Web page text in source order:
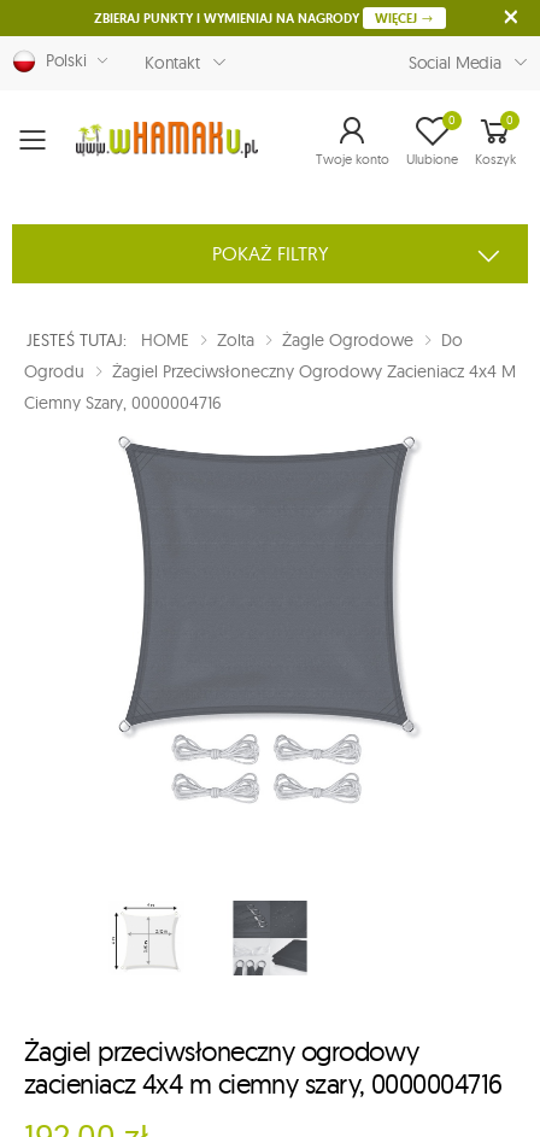
ZBIERAJ PUNKTY I WYMIENIAJ NA NAGRODY WIĘCEJ
Polski Kontakt Social Media
Menu Twoje konto Ulubione
0 0
Koszyk
POKAŻ FILTRY
JESTEŚ TUTAJ: HOME Zolta Żagle Ogrodowe
Do
Ogrodu
Żagiel Przeciwsłoneczny Ogrodowy Zacieniacz 4x4 M
Ciemny Szary, 0000004716
Żagiel przeciwsłoneczny ogrodowy
zacieniacz 4x4 m ciemny szary, 0000004716